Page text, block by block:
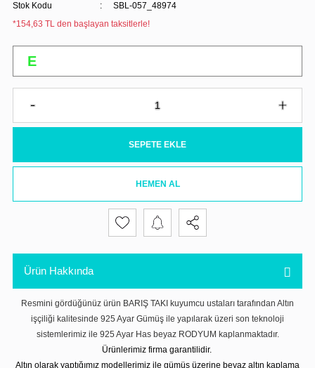
Stok Kodu
SBL-057_48974
*154,63 TL den başlayan taksitlerle!
SEPETE EKLE
HEMEN AL
Ürün Hakkında
Resmini gördüğünüz ürün BARIŞ TAKI kuyumcu ustaları tarafından Altın
işçiliği kalitesinde 925 Ayar Gümüş ile yapılarak üzeri son teknoloji
sistemlerimiz ile 925 Ayar Has beyaz RODYUM kaplanmaktadır.
Ürünlerimiz firma garantilidir.
Altın olarak yaptığımız modellerimiz ile gümüş üzerine beyaz altın kaplama